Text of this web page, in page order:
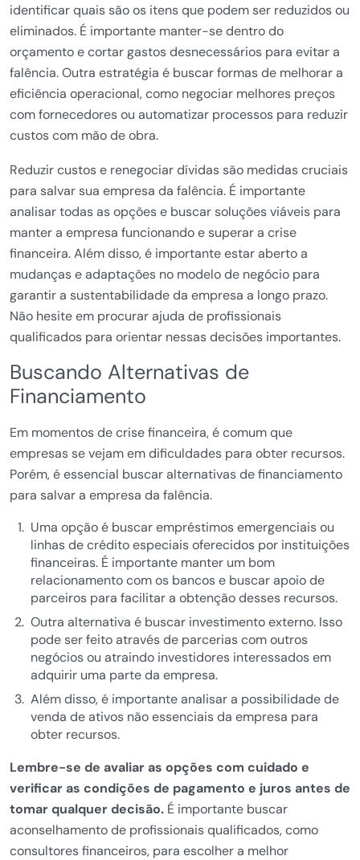
identificar quais são os itens que podem ser reduzidos ou
eliminados. É importante manter-se dentro do
orçamento e cortar gastos desnecessários para evitar a
falência. Outra estratégia é buscar formas de melhorar a
eficiência operacional, como negociar melhores preços
com fornecedores ou automatizar processos para reduzir
custos com mão de obra.
Reduzir custos e renegociar dívidas são medidas cruciais
para salvar sua empresa da falência. É importante
analisar todas as opções e buscar soluções viáveis para
manter a empresa funcionando e superar a crise
financeira. Além disso, é importante estar aberto a
mudanças e adaptações no modelo de negócio para
garantir a sustentabilidade da empresa a longo prazo.
Não hesite em procurar ajuda de profissionais
qualificados para orientar nessas decisões importantes.
Buscando Alternativas de
Financiamento
Em momentos de crise financeira, é comum que
empresas se vejam em dificuldades para obter recursos.
Porém, é essencial buscar alternativas de financiamento
para salvar a empresa da falência.
Uma opção é buscar empréstimos emergenciais ou
linhas de crédito especiais oferecidos por instituições
financeiras. É importante manter um bom
relacionamento com os bancos e buscar apoio de
parceiros para facilitar a obtenção desses recursos.
Outra alternativa é buscar investimento externo. Isso
pode ser feito através de parcerias com outros
negócios ou atraindo investidores interessados em
adquirir uma parte da empresa.
Além disso, é importante analisar a possibilidade de
venda de ativos não essenciais da empresa para
obter recursos.
Lembre-se de avaliar as opções com cuidado e
verificar as condições de pagamento e juros antes de
tomar qualquer decisão. É importante buscar
aconselhamento de profissionais qualificados, como
consultores financeiros, para escolher a melhor